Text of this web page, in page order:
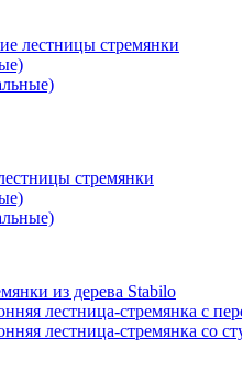
лестницы стремянки
стремянки
из дерева Stabilo
лестница-стремянка с
лестница-стремянка со